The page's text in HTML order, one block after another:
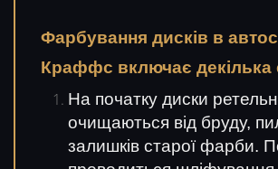
Фарбування дисків в
Краффс включає декілька
На початку диски
очищаються від бруду,
залишків старої фарби.